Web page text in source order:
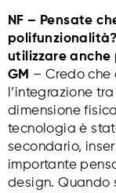
NF – Pensate
utilizzare anche
GM – Credo
l’integrazione
dimensione
tecnologia è
secondario,
importante
design. Quando